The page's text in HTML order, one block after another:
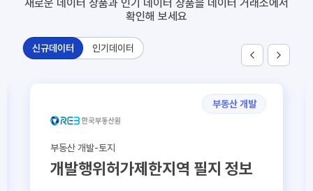
새로운 데이터 상품과 인기 데이터 상품을 데이터 거래소에서
확인해 보세요
신규데이터 인기데이터
제한지역 필지 정보 아파트 단지별